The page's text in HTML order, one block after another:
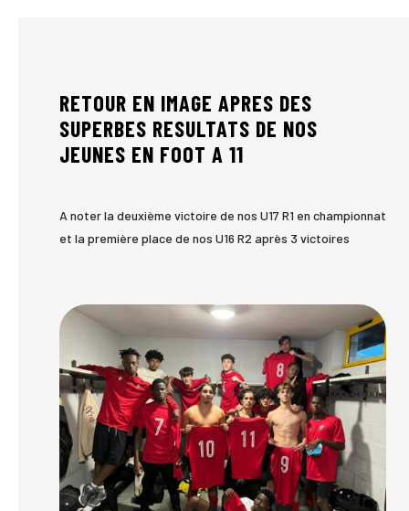
RETOUR EN IMAGE APRES DES
SUPERBES RESULTATS DE NOS
JEUNES EN FOOT A 11
A noter la deuxième victoire de nos U17 R1 en championnat
et la première place de nos U16 R2 après 3 victoires